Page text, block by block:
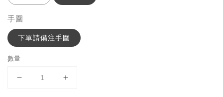
手圍
下單請備注手圍
數量